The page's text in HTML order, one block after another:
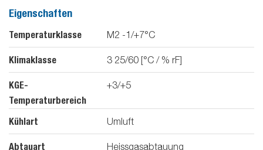
Eigenschaften
Temperaturklasse M2 -1/+7°C
Klimaklasse 3 25/60 [°C / % rF]
KGE-
Temperaturbereich
+3/+5
Kühlart Umluft
Abtauart Heissgasabtauung